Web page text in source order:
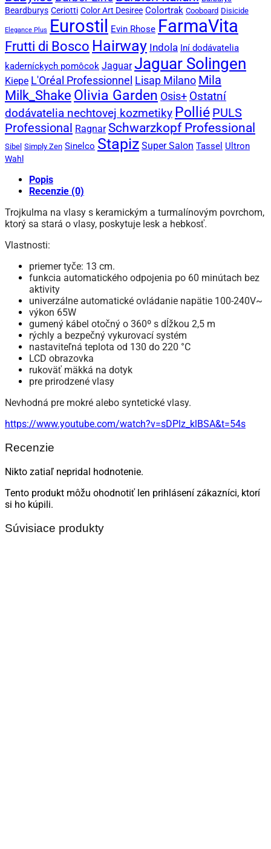
Beardburys Ceriotti Color Art Desiree Colortrak Cooboard Disicide
Elegance Plus Eurostil Evin Rhose FarmaVita
Frutti di Bosco Hairway Indola Iní dodávatelia
kaderníckych pomôcok Jaguar Jaguar Solingen
Kiepe L'Oréal Professionnel Lisap Milano Mila
Milk_Shake Olivia Garden Osis+ Ostatní
dodávatelia nechtovej kozmetiky Pollié PULS
Professional Ragnar Schwarzkopf Professional
Sibel Simply Zen Sinelco Stapiz Super Salon Tassel Ultron
Wahl
Popis
Recenzie (0)
Trojkulma na vlasy s keramickým a turmalínovým povrchom,
ktorý sa stará o vlasy, poskytuje lesk a hebkosť.
Vlastnosti:
priemer tyče: 13 cm.
funkcia automatického odpojenia po 60 minútach bez
aktivity
univerzálne automatické ovládanie napätie 100-240V~
výkon 65W
gumený kábel otočný o 360º s dĺžkou 2,5 m
rýchly a bezpečný vykurovací systém
nastaviteľná teplota od 130 do 220 °C
LCD obrazovka
rukoväť mäkká na dotyk
pre prirodzené vlasy
Nevhodná pre mokré alebo syntetické vlasy.
https://www.youtube.com/watch?v=sDPlz_klBSA&t=54s
Recenzie
Nikto zatiaľ nepridal hodnotenie.
Tento produkt môžu ohodnotiť len prihlásení zákazníci, ktorí
si ho kúpili.
Súvisiace produkty